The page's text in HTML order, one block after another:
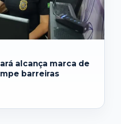
alcança marca de
barreiras